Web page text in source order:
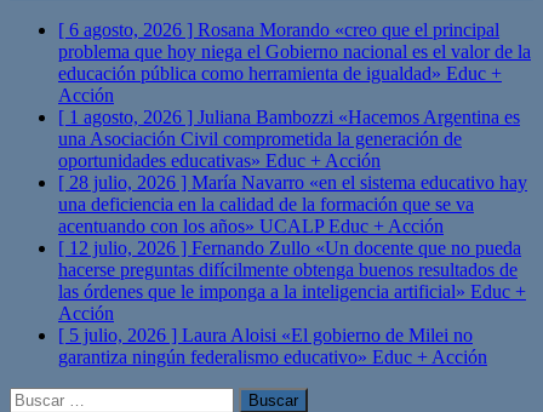
[ 6 agosto, 2026 ] Rosana Morando «creo que el principal
problema que hoy niega el Gobierno nacional es el valor de la
educación pública como herramienta de igualdad» Educ +
Acción
[ 1 agosto, 2026 ] Juliana Bambozzi «Hacemos Argentina es
una Asociación Civil comprometida la generación de
oportunidades educativas» Educ + Acción
[ 28 julio, 2026 ] María Navarro «en el sistema educativo hay
una deficiencia en la calidad de la formación que se va
acentuando con los años» UCALPEduc + Acción
[ 12 julio, 2026 ] Fernando Zullo «Un docente que no pueda
hacerse preguntas difícilmente obtenga buenos resultados de
las órdenes que le imponga a la inteligencia artificial» Educ +
Acción
[ 5 julio, 2026 ] Laura Aloisi «El gobierno de Milei no
garantiza ningún federalismo educativo» Educ + Acción
Buscar: